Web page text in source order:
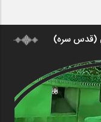
(قدس سره)